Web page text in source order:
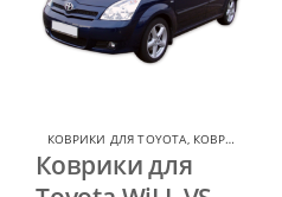
КОВРИКИ ДЛЯ TOYOTA, КОВРИКИ ДЛЯ TOYOTA WILL VS
Коврики для